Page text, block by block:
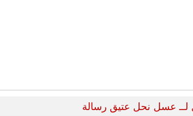
لــ عسل نحل عتيق رسالة